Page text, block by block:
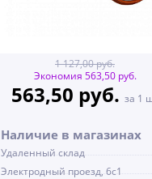
1 127,00 руб.
Экономия 563,50 руб.
563,50 руб. за 1
Наличие в магазинах
Удаленный склад
Электродный проезд, 6с1